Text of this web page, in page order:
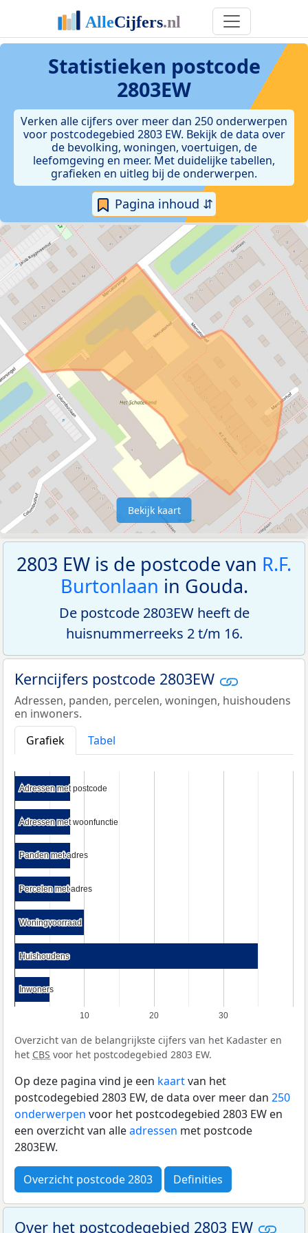
Statistieken postcode
2803EW
Verken alle cijfers over meer dan 250 onderwerpen
voor postcodegebied 2803 EW. Bekijk de data over
de bevolking, woningen, voertuigen, de
leefomgeving en meer. Met duidelijke tabellen,
grafieken en uitleg bij de onderwerpen.
Pagina inhoud ⇵
Bekijk kaart
2803 EW is de postcode van R.F.
Burtonlaan in Gouda.
De postcode 2803EW heeft de
huisnummerreeks 2 t/m 16.
Kerncijfers postcode 2803EW
Adressen, panden, percelen, woningen, huishoudens
en inwoners.
Grafiek
Tabel
10 20 30
Adressen met postcode
Adressen met postcode
Adressen met woonfunctie
Adressen met woonfunctie
Panden met adres
Panden met adres
Percelen met adres
Percelen met adres
Woningvoorraad
Woningvoorraad
Huishoudens
Huishoudens
Inwoners
Inwoners
Overzicht van de belangrijkste cijfers van het Kadaster en
het CBS voor het postcodegebied 2803 EW.
Op deze pagina vind je een kaartvan het
postcodegebied 2803 EW, de data over meer dan 250
onderwerpen voor het postcodegebied 2803 EW en
een overzicht van alleadressen met postcode
2803EW.
Overzicht postcode 2803 Definities
Over het postcodegebied 2803 EW